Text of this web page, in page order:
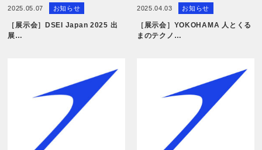
2025.05.07 お知らせ
［展示会］DSEI Japan 2025 出
展…
2025.04.03 お知らせ
［展示会］YOKOHAMA 人とくる
まのテクノ…